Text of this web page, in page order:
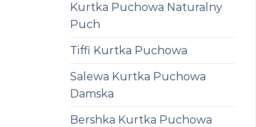
Kurtka Puchowa Naturalny
Puch
Tiffi Kurtka Puchowa
Salewa Kurtka Puchowa
Damska
Bershka Kurtka Puchowa